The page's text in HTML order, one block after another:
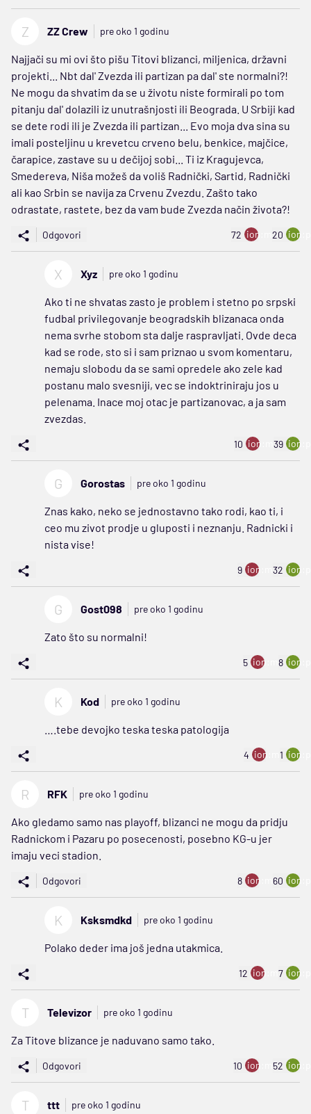
Z ZZ Crew pre oko 1 godinu
Najjači su mi ovi što pišu Titovi blizanci, miljenica, državni
projekti... Nbt dal' Zvezda ili partizan pa dal' ste normalni?!
Ne mogu da shvatim da se u životu niste formirali po tom
pitanju dal' dolazili iz unutrašnjosti ili Beograda. U Srbiji kad
se dete rodi ili je Zvezda ili partizan... Evo moja dva sina su
imali posteljinu u krevetcu crveno belu, benkice, majčice,
čarapice, zastave su u dečijoj sobi... Ti iz Kragujevca,
Smedereva, Niša možeš da voliš Radnički, Sartid, Radnički
ali kao Srbin se navija za Crvenu Zvezdu. Zašto tako
odrastate, rastete, bez da vam bude Zvezda način života?!
Odgovori 72 ion:minus
20
X Xyz pre oko 1 godinu
Ako ti ne shvatas zasto je problem i stetno po srpski
fudbal privilegovanje beogradskih blizanaca onda
nema svrhe stobom sta dalje raspravljati. Ovde deca
kad se rode, sto si i sam priznao u svom komentaru,
nemaju slobodu da se sami opredele ako zele kad
postanu malo svesniji, vec se indoktriniraju jos u
pelenama. Inace moj otac je partizanovac, a ja sam
zvezdas.
10 ion:minus
39
G Gorostas pre oko 1 godinu
Znas kako, neko se jednostavno tako rodi, kao ti, i
ceo mu zivot prodje u gluposti i neznanju. Radnicki i
nista vise!
9 ion:minus
32
G Gost098 pre oko 1 godinu
Zato što su normalni!
5 ion:minus
8
K Kod pre oko 1 godinu
….tebe devojko teska teska patologija
4 ion:minus
1
R RFK pre oko 1 godinu
Ako gledamo samo nas playoff, blizanci ne mogu da pridju
Radnickom i Pazaru po posecenosti, posebno KG-u jer
imaju veci stadion.
Odgovori 8 ion:minus
60
K Ksksmdkd pre oko 1 godinu
Polako deder ima još jedna utakmica.
12 ion:minus
7
T Televizor pre oko 1 godinu
Za Titove blizance je naduvano samo tako.
Odgovori 10 ion:minus
52
T ttt pre oko 1 godinu